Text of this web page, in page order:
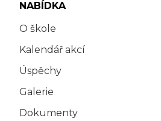
NABÍDKA
O škole
Kalendář akcí
Úspěchy
Galerie
Dokumenty